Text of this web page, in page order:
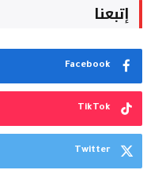
إتبعنا
Facebook
TikTok
Twitter